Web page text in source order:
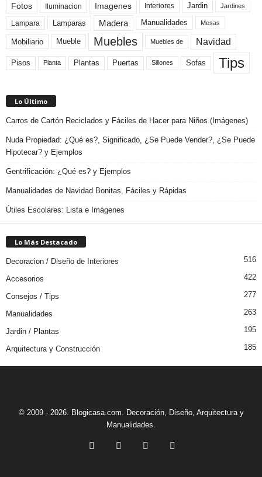
Fotos Iluminacion Imagenes Interiores Jardin Jardines
Lampara Lamparas Madera Manualidades Mesas
Mobiliario Mueble Muebles Muebles de Navidad
Pisos Planta Plantas Puertas Sillones Sofas Tips
Lo Último
Carros de Cartón Reciclados y Fáciles de Hacer para Niños (Imágenes)
Nuda Propiedad: ¿Qué es?, Significado, ¿Se Puede Vender?, ¿Se Puede
Hipotecar? y Ejemplos
Gentrificación: ¿Qué es? y Ejemplos
Manualidades de Navidad Bonitas, Fáciles y Rápidas
Útiles Escolares: Lista e Imágenes
Lo Más Destacado
Decoracion / Diseño de Interiores 516
Accesorios 422
Consejos / Tips 277
Manualidades 263
Jardin / Plantas 195
Arquitectura y Construcción 185
© 2009 - 2026. Blogicasa.com. Decoración, Diseño, Arquitectura y
Manualidades.